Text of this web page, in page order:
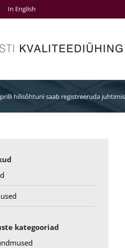
In English
hilisõhtuni saab registreeruda
kategooriad